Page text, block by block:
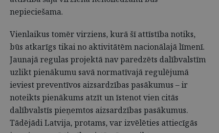
nepieciešama.
Vienlaikus tomēr virziens, kurā šī attīstība notiks,
būs atkarīgs tikai no aktivitātēm nacionālajā līmenī.
Jaunajā regulas projektā nav paredzēts dalībvalstīm
uzlikt pienākumu savā normatīvajā regulējumā
ieviest preventīvos aizsardzības pasākumus – ir
noteikts pienākums atzīt un īstenot vien citās
dalībvalstīs pieņemtos aizsardzības pasākumus.
Tādējādi Latvija, protams, var izvēlēties attiecīgās